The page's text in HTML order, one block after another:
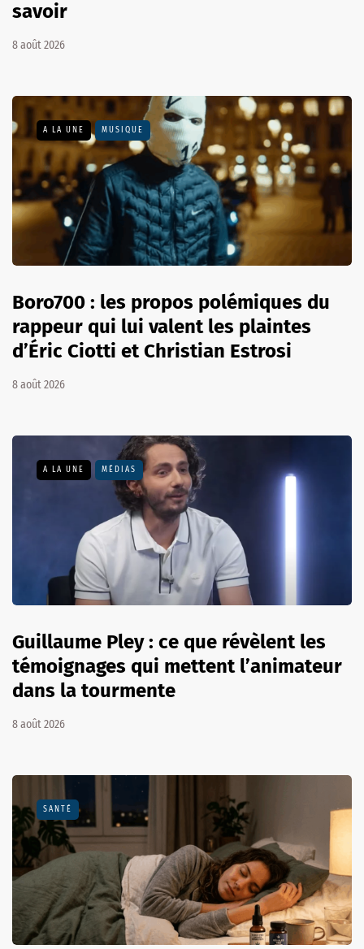
savoir
8 août 2026
A LA UNE MUSIQUE
Boro700 : les propos polémiques du
rappeur qui lui valent les plaintes
d’Éric Ciotti et Christian Estrosi
8 août 2026
A LA UNE MÉDIAS
Guillaume Pley : ce que révèlent les
témoignages qui mettent l’animateur
dans la tourmente
8 août 2026
SANTÉ